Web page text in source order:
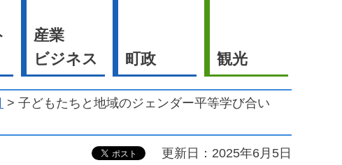
産業
ビジネス
町政 観光
> 子どもたちと地域のジェンダー平等学び合い
更新日：2025年6月5日